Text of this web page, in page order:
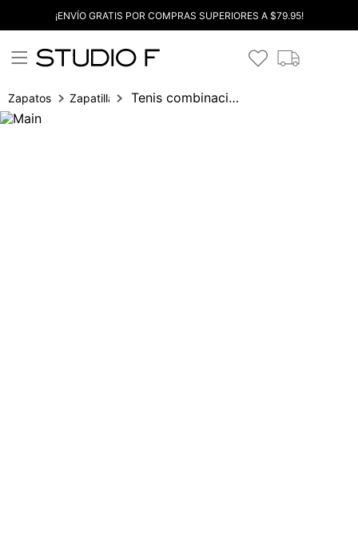
¡ENVÍO GRATIS POR COMPRAS SUPERIORES A $79.95!
Zapatos Zapatillas Tenis combinacion metalizado